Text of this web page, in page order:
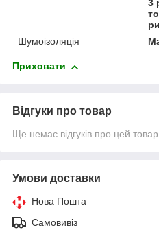
3
Шумоізоляція
Приховати
Відгуки про товар
Ще немає відгуків про цей товар
Умови доставки
Нова Пошта
Самовивіз